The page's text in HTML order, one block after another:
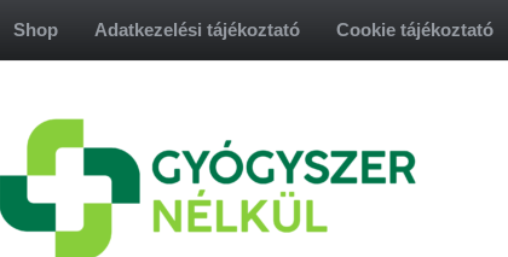
Shop Adatkezelési tájékoztató Cookie tájékoztató